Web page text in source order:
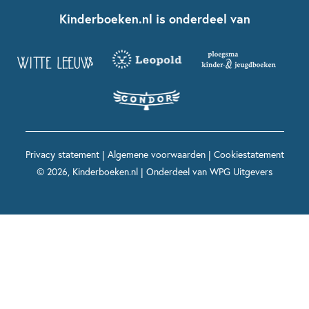
Kinderboeken diversiteit
Grappige kinderboeken
Spannende kinderboeken
Boekentips 12+ jaar
Voor volwassenen
Spekkie en Sproet
Maxi & Helium
Voor het onderwijs
Kinderboeken.nl is onderdeel van
Privacy statement| Algemene voorwaarden| Cookiestatement
© 2026, Kinderboeken.nl | Onderdeel van WPG Uitgevers